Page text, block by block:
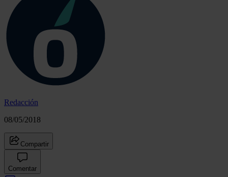
Redacción
08/05/2018
Compartir
Comentar